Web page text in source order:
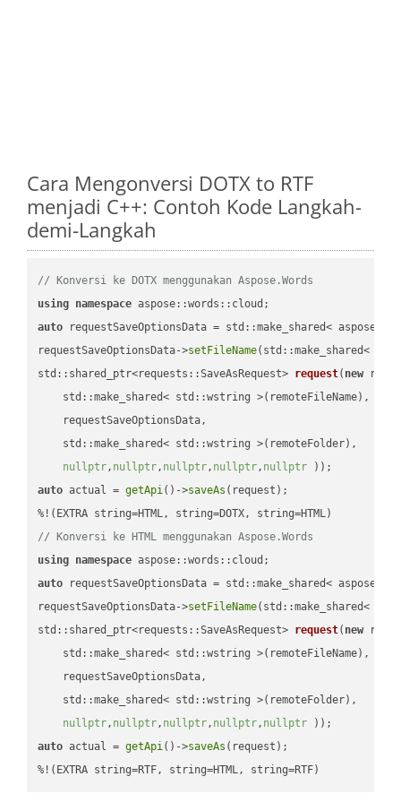
Cara Mengonversi DOTX to RTF
menjadi C++: Contoh Kode Langkah-
demi-Langkah
// Konversi ke DOTX menggunakan Aspose.Words
using namespace
auto requestSaveOptionsData = std::make_shared<
requestSaveOptionsData->setFileName(std::make_shared<
std::shared_ptr<requests::SaveAsRequest> request( new
    std::make_shared< std::wstring >(remoteFileName),
    requestSaveOptionsData,
    std::make_shared< std::wstring >(remoteFolder),
nullptr, nullptr, nullptr, nullptr, nullptr ))
auto actual = getApi()->saveAs (request);
// Konversi ke HTML menggunakan Aspose.Words
using namespace
auto requestSaveOptionsData = std::make_shared<
requestSaveOptionsData->setFileName(std::make_shared<
std::shared_ptr<requests::SaveAsRequest> request( new
    std::make_shared< std::wstring >(remoteFileName),
    requestSaveOptionsData,
    std::make_shared< std::wstring >(remoteFolder),
nullptr, nullptr, nullptr, nullptr, nullptr ))
auto actual = getApi()->saveAs (request);
%!(EXTRA string=RTF, string=HTML, string=RTF)